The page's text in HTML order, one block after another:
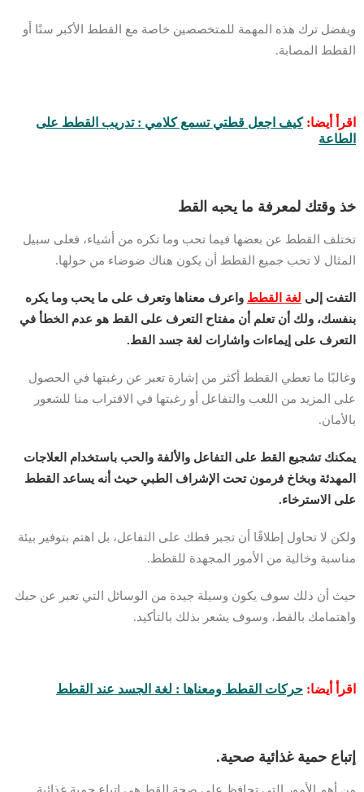
ويفضل ترك هذه المهمة للمتخصصين خاصة مع القطط الأكبر سنًا أو
القطط المصابة.
اقرأ أيضا:كيف اجعل قطتي تسمع كلامي : تدريب القطط على
الطاعة
خذ وقتك لمعرفة ما يحبه القط
تختلف القطط عن بعضها فيما تحب وما تكره من أشياء، فعلى سبيل
المثال لا تحب جميع القطط أن يكون هناك ضوضاء من حولها.
التفت إلى لغة القطط واعرف معناها وتعرف على ما يحب وما يكره
بنفسك، ولك أن تعلم أن مفتاح التعرف على القط هو عدم الخطأ في
التعرف على إيماءات واشارات لغة جسد القط.
وغالبًا ما تعطي القطط أكثر من إشارة تعبر عن رغبتها في الحصول
على المزيد من اللعب والتفاعل أو رغبتها في الاقتراب منا للشعور
بالأمان.
يمكنك تشجيع القط على التفاعل والألفة والحب باستخدام العلاجات
المهدئة وبخاخ فرمون تحت الإشراف الطبي حيث أنه يساعد القطط
على الاسترخاء.
ولكن لا تحاول إطلاقًا أن تجبر قطك على التفاعل، بل اهتم بتوفير بيئة
مناسبة وخالية من الأمور المجهدة للقطط.
حيث أن ذلك سوف يكون وسيلة جيدة من الوسائل التي تعبر عن حبك
واهتمامك بالقط، وسوف يشعر بذلك بالتأكيد.
اقرأ أيضا: حركات القطط ومعناها : لغة الجسد عند القطط
إتباع حمية غذائية صحية.